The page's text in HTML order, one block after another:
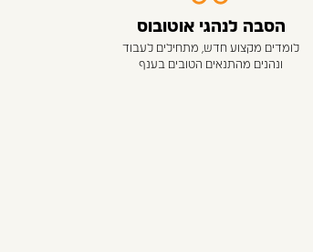
הסבה לנהגי אוטובוס
לומדים מקצוע חדש, מתחילים לעבוד
ונהנים מהתנאים הטובים בענף